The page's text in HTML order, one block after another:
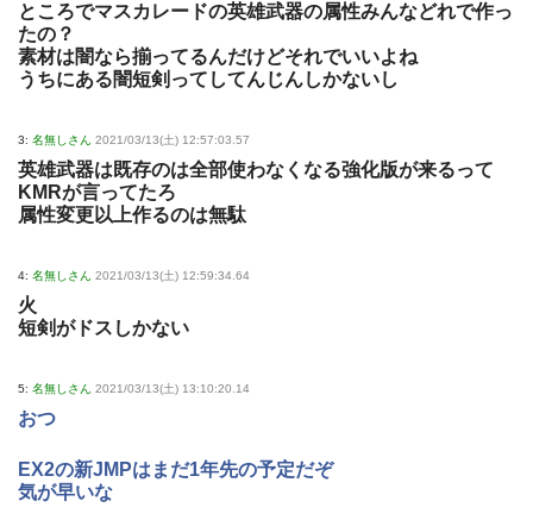
ところでマスカレードの英雄武器の属性みんなどれで作っ
たの？
素材は闇なら揃ってるんだけどそれでいいよね
うちにある闇短剣ってしてんじんしかないし
3: 名無しさん 2021/03/13(土) 12:57:03.57
英雄武器は既存のは全部使わなくなる強化版が来るって
KMRが言ってたろ
属性変更以上作るのは無駄
4: 名無しさん 2021/03/13(土) 12:59:34.64
火
短剣がドスしかない
5: 名無しさん 2021/03/13(土) 13:10:20.14
おつ
EX2の新JMPはまだ1年先の予定だぞ
気が早いな